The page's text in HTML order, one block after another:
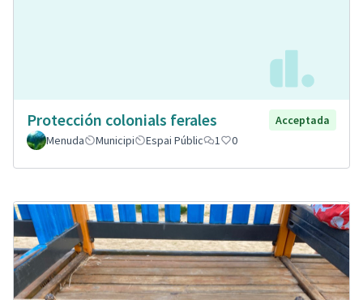
Protección colonials ferales
Acceptada
Menuda
Municipi Espai Públic 1 0